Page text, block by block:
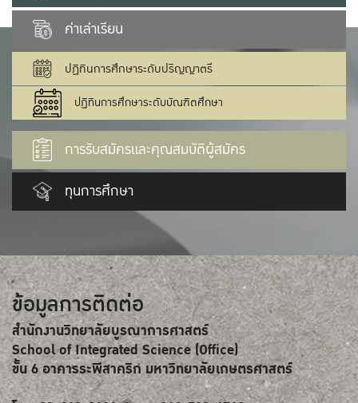
ค่าเล่าเรียน
ปฏิทินการศึกษาระดับปริญญาตรี
ปฏิทินการศึกษาระดับบัณฑิตศึกษา
การรับสมัครและคุณสมบัติผู้สมัคร
ทุนการศึกษา
ข้อมูลการติดต่อ
สำนักงานวิทยาลัยบูรณาการศาสตร์
School of Integrated Science (Office)
ขั้น 6 อาคารระพีสาคริก มหาวิทยาลัยเกษตรศาสตร์